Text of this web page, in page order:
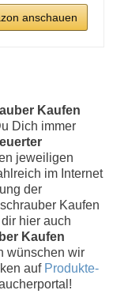
anschauen
Kaufen
Dich immer
jeweiligen
im Internet
der
Kaufen
hier auch
Kaufen
wünschen wir
auf Produkte-